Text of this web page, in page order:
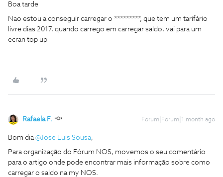
Boa tarde
Nao estou a conseguir carregar o *********, que tem um tarifário
livre dias 2017, quando carrego em carregar saldo, vai para um
ecran top up
Rafaela F. Forum|Forum|1 month ago
Bom dia ​@Jose Luis Sousa,
Para organização do Fórum NOS, movemos o seu comentário
para o artigo onde pode encontrar mais informação sobre como
carregar o saldo na my NOS.